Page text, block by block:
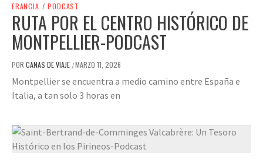
FRANCIA / PODCAST
RUTA POR EL CENTRO HISTÓRICO DE
MONTPELLIER-PODCAST
POR CANAS DE VIAJE /MARZO 11, 2026
Montpellier se encuentra a medio camino entre España e
Italia, a tan solo 3 horas en